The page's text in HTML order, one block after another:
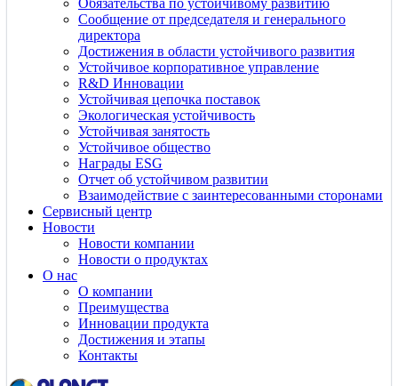
Обязательства по устойчивому развитию
Сообщение от председателя и генерального
директора
Достижения в области устойчивого развития
Устойчивое корпоративное управление
R&D Инновации
Устойчивая цепочка поставок
Экологическая устойчивость
Устойчивая занятость
Устойчивое общество
Награды ESG
Отчет об устойчивом развитии
Взаимодействие с заинтересованными сторонами
Сервисный центр
Новости
Новости компании
Новости о продуктах
О нас
О компании
Преимущества
Инновации продукта
Достижения и этапы
Контакты